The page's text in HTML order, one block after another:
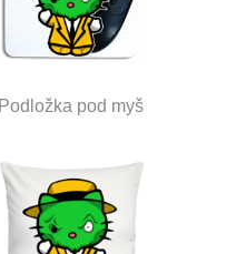
Podložka pod myš